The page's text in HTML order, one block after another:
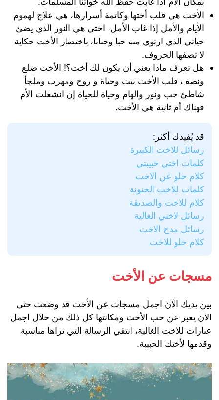
الأخت هي قلب أختها وكاتمة أسرارها، هي علاج لهموم
الأيام والأمل إذا غاب الأمل، اختي هي النور الذي يضئ
حياتي الذي ارتوي منه حبا وحنانا، باختصار الأخت حكاية
لا تصفها الحروف.
هل تعرف ماذا يعني أن يكون لك أخت؟! الأخت ضلع
ونصف قلب الأخت بيت وحياة و روح ومهرب وملجأ
شاطئ حب ونور والهام وحياة للحياة إن انشغلت الأم
فهناك أم ثانية هي الأخت.
قد يُفيدك أكثر:
رسائل للاخت الكبيرة
كلمات اختي حبيبتي
كلام حلو عن الاخت
كلمات للاخت الحنونة
كلام للاخت والصديقة
رسائل لاختي الغالية
رسائل مدح الاخت
كلام حلو للاخت
مسجات عن الأخت
بين يديك الآن اجمل مسجات عن الأخت قد وضعت حتى
الان يعبر عن حب الأخت ومكانتها كل ذلك من خلال اجمل
عبارات للاخت الغالية، انتقي الرسالة التي تراها مناسبة
وقدمها لأختك الحبيبة.